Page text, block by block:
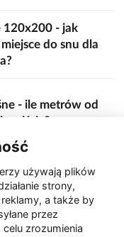
120x200 - jak
do snu dla
- ile metrów od
wejścia?
na "kwadracie"
w Gorzowie.
używają plików
strony,
a także by
przez
zrozumienia